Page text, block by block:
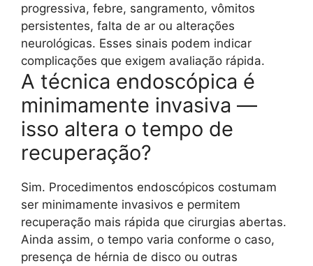
progressiva, febre, sangramento, vômitos
persistentes, falta de ar ou alterações
neurológicas. Esses sinais podem indicar
complicações que exigem avaliação rápida.
A técnica endoscópica é
minimamente invasiva —
isso altera o tempo de
recuperação?
Sim. Procedimentos endoscópicos costumam
ser minimamente invasivos e permitem
recuperação mais rápida que cirurgias abertas.
Ainda assim, o tempo varia conforme o caso,
presença de hérnia de disco ou outras